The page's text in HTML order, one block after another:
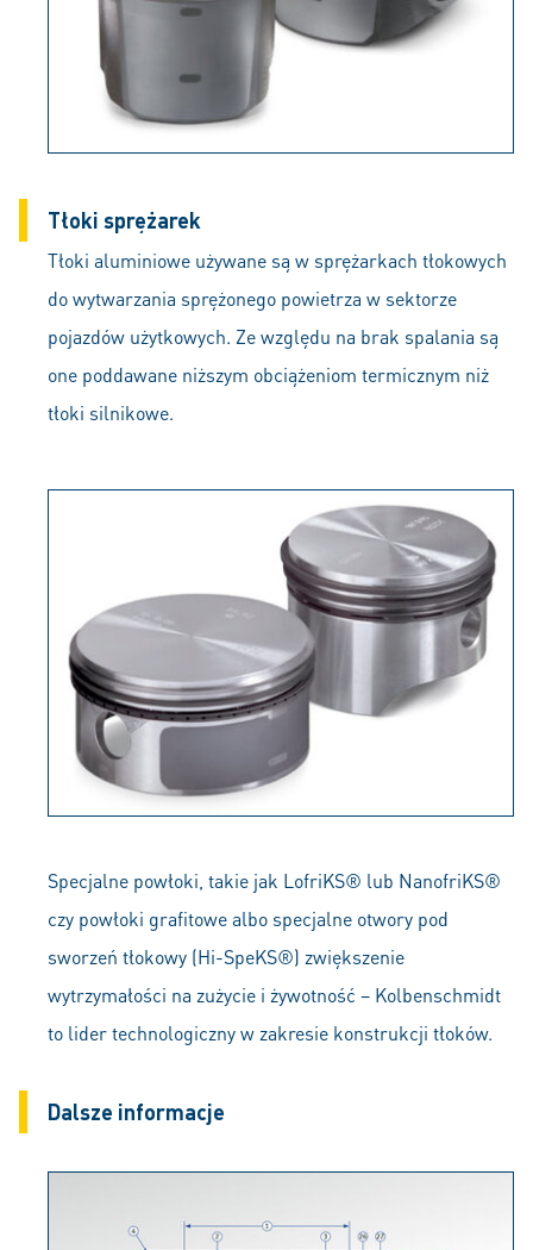
Tłoki sprężarek
Tłoki aluminiowe używane są w sprężarkach tłokowych
do wytwarzania sprężonego powietrza w sektorze
pojazdów użytkowych. Ze względu na brak spalania są
one poddawane niższym obciążeniom termicznym niż
tłoki silnikowe.
Specjalne powłoki, takie jak LofriKS® lub NanofriKS®
czy powłoki grafitowe albo specjalne otwory pod
sworzeń tłokowy (Hi-SpeKS®) zwiększenie
wytrzymałości na zużycie i żywotność – Kolbenschmidt
to lider technologiczny w zakresie konstrukcji tłoków.
Dalsze informacje